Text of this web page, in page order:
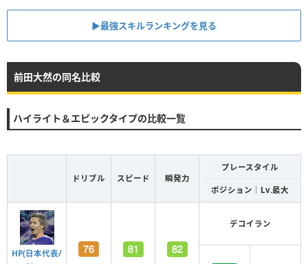
▶︎最強スキルランキングを見る
前田大然の同名比較
ハイライト＆エピックタイプの比較一覧
ドリブル スピード 瞬発力
プレースタイル
ポジション｜Lv.最大
HP(日本代表/
デコイラン